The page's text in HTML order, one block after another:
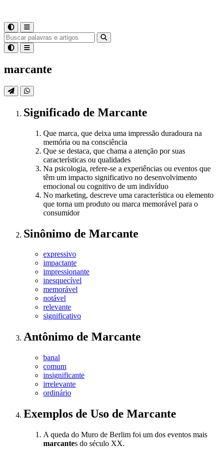
marcante
Significado de Marcante
Que marca, que deixa uma impressão duradoura na
memória ou na consciência
Que se destaca, que chama a atenção por suas
características ou qualidades
Na psicologia, refere-se a experiências ou eventos que
têm um impacto significativo no desenvolvimento
emocional ou cognitivo de um indivíduo
No marketing, descreve uma característica ou elemento
que torna um produto ou marca memorável para o
consumidor
Sinônimo de Marcante
expressivo
impactante
impressionante
inesquecível
memorável
notável
relevante
significativo
Antônimo de Marcante
banal
comum
insignificante
irrelevante
ordinário
Exemplos de Uso de Marcante
A queda do Muro de Berlim foi um dos eventos mais
marcantes do século XX.